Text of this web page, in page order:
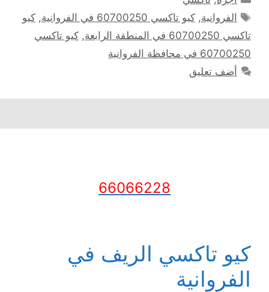
الوسوم
الفروانية,كيو تاكسي 60700250 في الفروانية ,كيو
تاكسي 60700250 في المنطقة الرابعة
, كيو تاكسي
60700250 في محافظة الفروانية
أضف تعليق
66066228
كيو تاكسي الريف في
الفروانية